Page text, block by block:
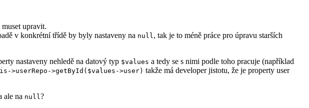
upravit.
v konkrétní třídě by byly nastaveny na null , tak je to méně práce pro úpravu starších
nastaveny nehledě na datový typ $values a tedy se s nimi podle toho pracuje (například
>userRepo->getById($values->user) takže má developer jistotu, že je property user
ale na null ?